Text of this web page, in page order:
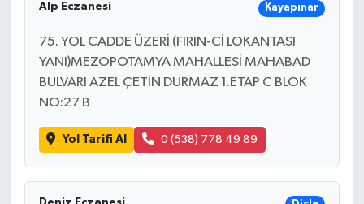
Alp Eczanesi Kayapınar
75. YOL CADDE ÜZERİ (FIRIN-Cİ LOKANTASI
YANI)MEZOPOTAMYA MAHALLESİ MAHABAD
BULVARI AZEL ÇETİN DURMAZ 1.ETAP C BLOK
NO:27 B
Yol Tarifi Al 0 (538) 778 49 89